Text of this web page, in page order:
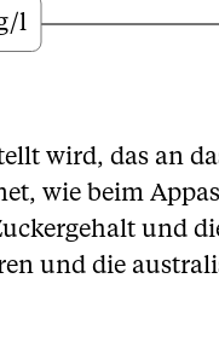
l
wird, das an
wie beim
und
und die